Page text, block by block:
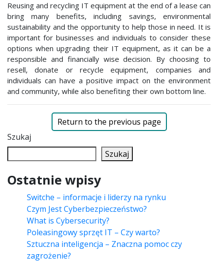
Reusing and recycling IT equipment at the end of a lease can
bring many benefits, including savings, environmental
sustainability and the opportunity to help those in need. It is
important for businesses and individuals to consider these
options when upgrading their IT equipment, as it can be a
responsible and financially wise decision. By choosing to
resell, donate or recycle equipment, companies and
individuals can have a positive impact on the environment
and community, while also benefiting their own bottom line.
Return to the previous page
Szukaj
Szukaj
Ostatnie wpisy
Switche – informacje i liderzy na rynku
Czym Jest Cyberbezpieczeństwo?
What is Cybersecurity?
Poleasingowy sprzęt IT – Czy warto?
Sztuczna inteligencja – Znaczna pomoc czy
zagrożenie?